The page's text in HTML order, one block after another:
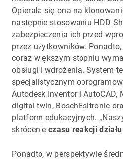
Opierała się ona na
następnie stosowaniu HDD
zabezpieczenia ich przed
przez użytkowników.
coraz większym stopniu
obsługi i wdrożenia. System
specjalistycznym
Autodesk Inventor i AutoCAD,
digital twin, BoschEsitronic
platform edukacyjnych.
skrócenieczasu reakcji
Ponadto, w perspektywie